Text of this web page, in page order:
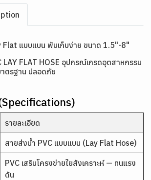
Flat แบบแบน พับเก็บง่าย ขนาด 1.5"-8"
FLAT HOSE อุปกรณ์เกรดอุตสาหกรรม
ตรฐาน ปลอดภัย
รายละเอียด
สายส่งน้ำ PVC แบบแบน (Lay Flat Hose)
PVC เสริมโครงข่ายใยสังเคราะห์ — ทนแรง
ดัน